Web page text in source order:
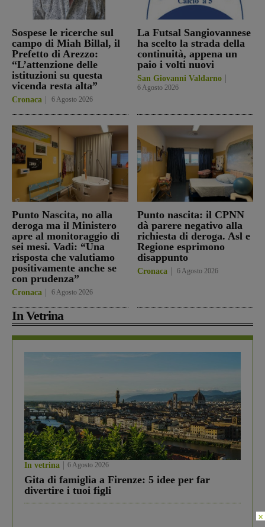
Sospese le ricerche sul
campo di Miah Billal, il
Prefetto di Arezzo:
“L’attenzione delle
istituzioni su questa
vicenda resta alta”
Cronaca 6 Agosto 2026
La Futsal Sangiovannese
ha scelto la strada della
continuità, appena un
paio i volti nuovi
San Giovanni Valdarno
6 Agosto 2026
Punto Nascita, no alla
deroga ma il Ministero
apre al monitoraggio di
sei mesi. Vadi: “Una
risposta che valutiamo
positivamente anche se
con prudenza”
Cronaca 6 Agosto 2026
Punto nascita: il CPNN
dà parere negativo alla
richiesta di deroga. Asl e
Regione esprimono
disappunto
Cronaca 6 Agosto 2026
In Vetrina
In vetrina 6 Agosto 2026
Gita di famiglia a Firenze: 5 idee per far
divertire i tuoi figli
×